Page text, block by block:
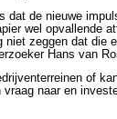
dat de nieuwe
wel opvallende
niet zeggen dat die
Hans van
of
naar en